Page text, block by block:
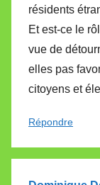
résidents
Et est-ce le
vue de
elles pas
citoyens et
Répondre